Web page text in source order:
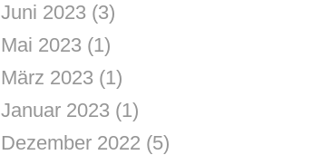
Juni 2023 (3)
Mai 2023 (1)
März 2023 (1)
Januar 2023 (1)
Dezember 2022 (5)